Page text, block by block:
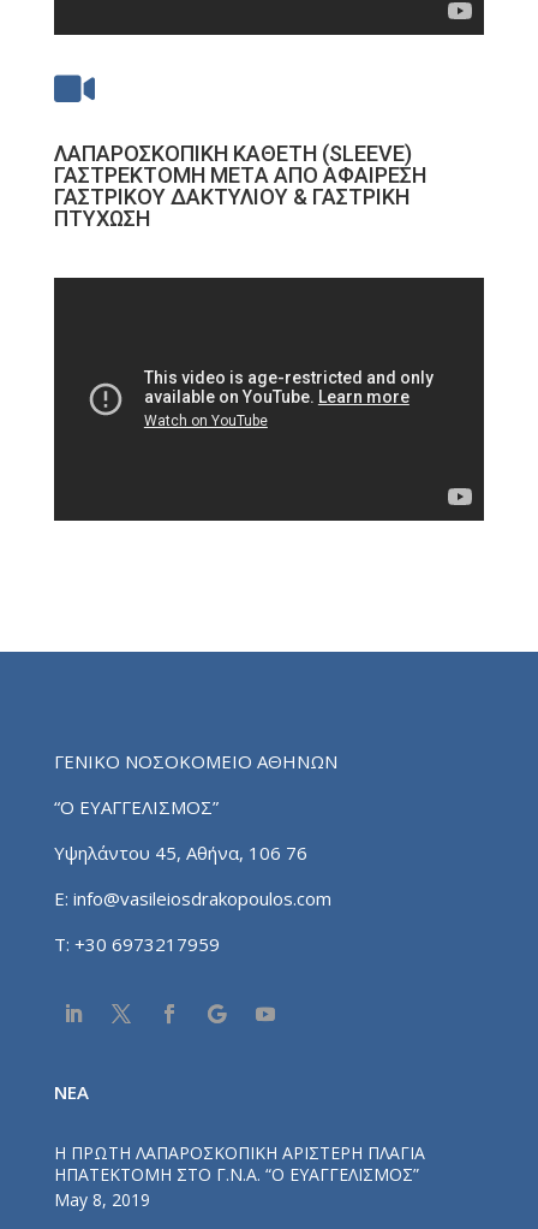

ΛΑΠΑΡΟΣΚΟΠΙKH ΚAΘΕΤΗ (SLEEVE)
ΓΑΣΤΡΕΚΤΟΜH ΜΕΤA ΑΠO ΑΦΑIΡΕΣΗ
ΓΑΣΤΡΙΚΟY ΔΑΚΤΥΛIΟΥ & ΓΑΣΤΡΙΚH
ΠΤYΧΩΣΗ
ΓΕΝΙΚΟ ΝΟΣΟΚΟΜΕΙΟ ΑΘΗΝΩΝ
“Ο ΕΥΑΓΓΕΛΙΣΜΟΣ”
Υψηλάντου 45, Αθήνα, 106 76
E: info@vasileiosdrakopoulos.com
T: +30 6973217959
NEA
Η ΠΡΩΤΗ ΛΑΠΑΡΟΣΚΟΠΙΚΗ ΑΡΙΣΤΕΡΗ ΠΛΑΓΙΑ
ΗΠΑΤΕΚΤΟΜΗ ΣΤΟ Γ.Ν.Α. “Ο ΕΥΑΓΓΕΛΙΣΜΟΣ”
May 8, 2019